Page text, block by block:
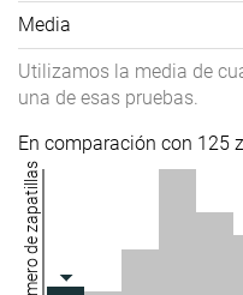
Media
Utilizamos la media de
una de esas pruebas.
En comparación con 125
Número de zapatillas